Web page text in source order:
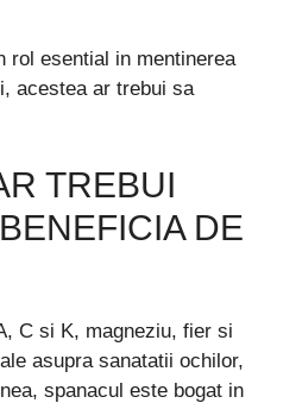
rol esential in mentinerea
acestea ar trebui sa
TREBUI
DE
C si K, magneziu, fier si
asupra sanatatii ochilor,
spanacul este bogat in